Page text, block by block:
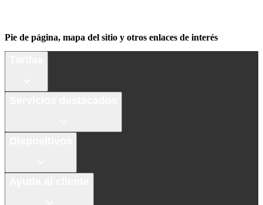
Pie de página, mapa del sitio y otros enlaces de interés